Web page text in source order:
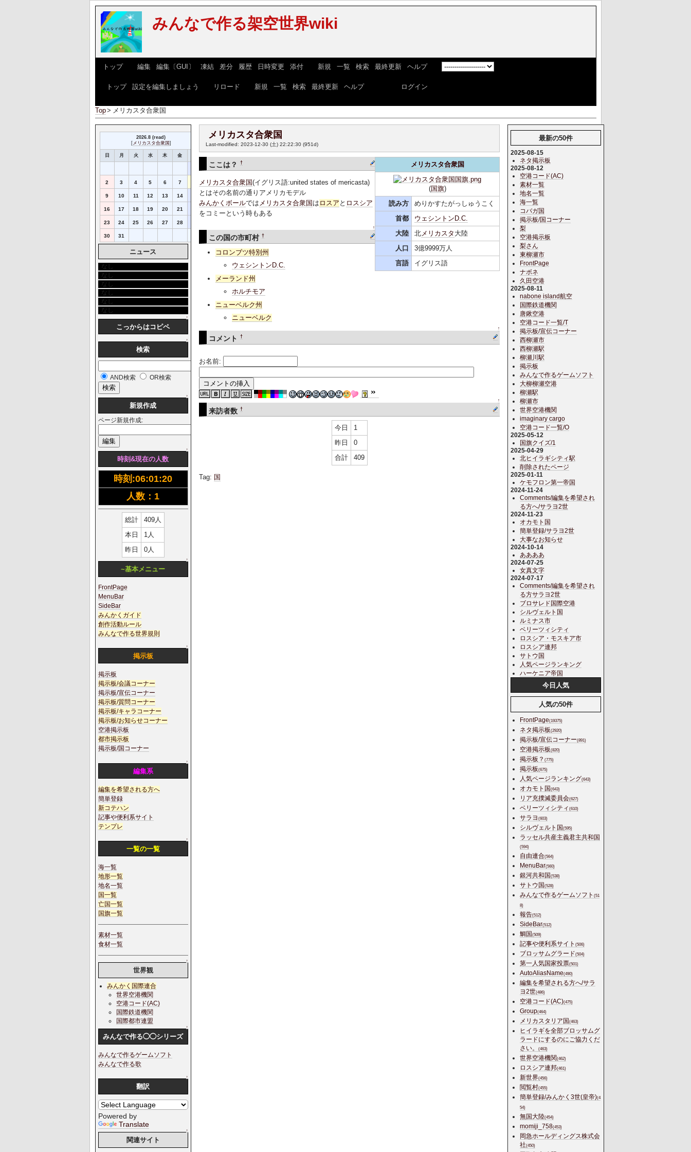
みんなで作る架空世界wiki
トップ] [ 編集| 編集〔GUI〕 凍結| 差分 履歴| 日時変更 添付] [ 新規 一覧 検索| 最終更新| ヘルプ] [
トップ| 設定を編集しましょう リロード 新規 一覧 検索| 最終更新| ヘルプ] ログイン: ログイン
Top> メリカスタ合衆国
メリカスタ合衆国
Last-modified: 2023-12-30 (土) 22:22:30 (951d)
メリカスタ合衆国
(国旗)
読み方
めりかすたがっしゅうこく
首都
ウェシントンD.C.
大陸
北 メリカスタ 大陸
人口
3億9999万人
言語
イグリス語
ここは？ †
メリカスタ合衆国(イグリス語:united states of mericasta)
とはその名前の通りアメリカモデル
みんかくボールでは メリカスタ合衆国 は ロスア と ロスシア
をコミーという時もある
↑
この国の市町村 †
コロンブツ特別州
ウェシントンD.C.
メーランド州
ホルチモア
ニューベルク州
ニューベルク
↑
コメント †
お名前:
↑
来訪者数 †
今日
1
昨日
0
合計
409
Tag: 国
2026.8 (read)
[メリカスタ合衆国]
日 月 火 水 木 金
2 3 4 5 6 7
9 10 11 12 13 14
16 17 18 19 20 21
23 24 25 26 27 28
30 31
ニュース
↑
こっからはコピペ
↑
検索
AND検索 OR検索
↑
新規作成
ページ新規作成:
↑
時刻&現在の人数
時刻:06:01:20
人数：1
総計
409人
本日
1人
昨日
0人
↑
~基本メニュー
FrontPage
MenuBar
SideBar
みんかくガイド
創作活動ルール
みんなで作る世界規則
↑
掲示板
掲示板
掲示板/会議コーナー
掲示板/宣伝コーナー
掲示板/質問コーナー
掲示板/キャラコーナー
掲示板/お知らせコーナー
空港掲示板
都市掲示板
掲示板/国コーナー
↑
編集系
編集を希望される方へ
簡単登録
新コテハン
記事や便利系サイト
テンプレ
↑
一覧の一覧
海一覧
地形一覧
地名一覧
国一覧
亡国一覧
国旗一覧
素材一覧
食材一覧
↑
世界観
みんかく国際連合
世界空港機関
空港コード(AC)
国際鉄道機関
国際都市連盟
↑
みんなで作る◯◯シリーズ
みんなで作るゲームソフト
みんなで作る歌
↑
翻訳
Powered by
Translate
↑
関連サイト
最新の50件
2025-08-15
ネタ掲示板
2025-08-12
空港コード(AC)
素材一覧
地名一覧
海一覧
コバガ国
掲示板/国コーナー
梨
空港掲示板
梨さん
東柳瀬市
FrontPage
ナボネ
久田空港
2025-08-11
nabone island航空
国際鉄道機関
唐鍬空港
空港コード一覧/T
掲示板/宣伝コーナー
西柳瀬市
西柳瀬駅
柳瀬川駅
掲示板
みんなで作るゲームソフト
大柳柳瀬空港
柳瀬駅
柳瀬市
世界空港機関
imaginary cargo
空港コード一覧/O
2025-05-12
国旗クイズ/1
2025-04-29
北ヒイラギシティ駅
削除されたページ
2025-01-11
ケモフロン第一帝国
2024-11-24
Comments/編集を希望され
る方へ/サラヨ2世
2024-11-23
オカモト国
簡単登録/サラヨ2世
大事なお知らせ
2024-10-14
ああああ
2024-07-25
女真文字
2024-07-17
Comments/編集を希望され
る方サラヨ2世
ブロサレド国際空港
シルヴェルト国
ルミナス市
ベリーツィシティ
ロスシア・モスキア市
ロスシア連邦
サトウ国
人気ページランキング
ハーケニア帝国
今日人気
人気の50件
FrontPage(19375)
ネタ掲示板(2920)
掲示板/宣伝コーナー(891)
空港掲示板(820)
掲示板？ (775)
掲示板(675)
人気ページランキング(643)
オカモト国(643)
リア充撲滅委員会(627)
ベリーツィシティ (610)
サラヨ (603)
シルヴェルト国(595)
ラッセル共産主義君主共和国
(594)
自由連合(564)
MenuBar(560)
銀河共和国(538)
サトウ国(528)
みんなで作るゲームソフト (51
8)
報告(512)
SideBar(512)
鯛国(509)
記事や便利系サイト (506)
ブロッサムグラード(504)
第一人気国家投票(501)
AutoAliasName(490)
編集を希望される方へ/サラ
ヨ2世(486)
空港コード(AC)(475)
Group(464)
メリカスタリア国(463)
ヒイラギを全部ブロッサムグ
ラードにするのにご協力くだ
さい。
(463)
世界空港機関(462)
ロスシア連邦(461)
新世界(456)
閲覧村(455)
簡単登録/みんかく3世(皇帝)(4
54)
無国大陸(454)
momiji_758(453)
岡急ホールディングス株式会
社(450)